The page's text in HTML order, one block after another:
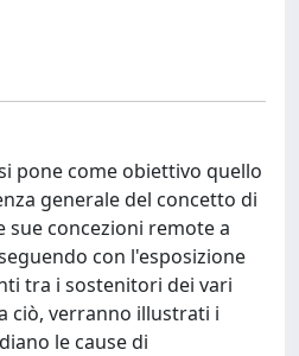
pone come obiettivo quello
generale del concetto di
sue concezioni remote a
con l'esposizione
tra i sostenitori dei vari
ciò, verranno illustrati i
le cause di